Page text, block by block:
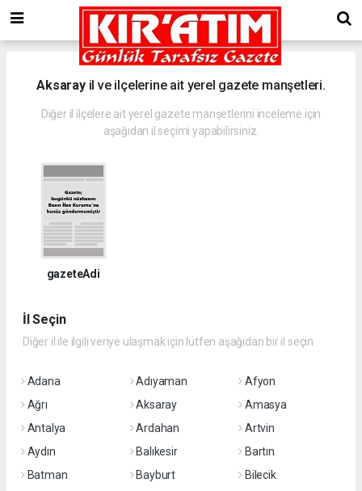
Aksarayil ve ilçelerine ait yerel gazete manşetleri.
Diğer il ilçelere ait yerel gazete manşetlerini inceleme için
aşağıdan il seçimi yapabilirsiniz.
gazeteAdi
İl Seçin
Diğer il ile ilgili veriye ulaşmak için lütfen aşağıdan bir il seçin
Adana Adıyaman
Afyon
Ağrı
Aksaray
Amasya
Antalya
Ardahan
Artvin
Aydın
Balıkesir
Bartın
Batman
Bayburt
Bilecik